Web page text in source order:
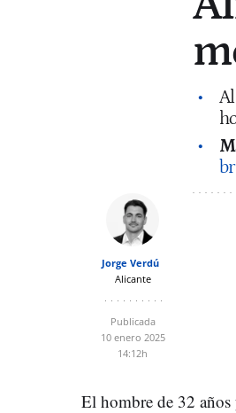
Jorge Verdú
Alicante
Publicada
10 enero 2025
14:12h
El hombre de 32 años